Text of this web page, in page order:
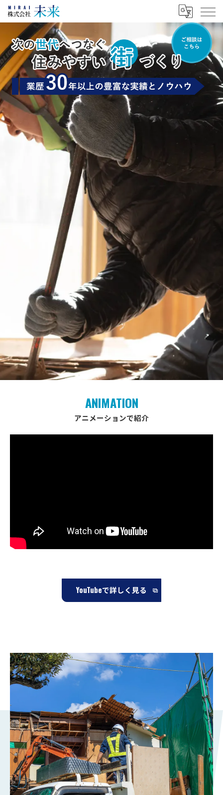
アニメーションで紹介
ANIMATION
YouTubeで詳しく見る